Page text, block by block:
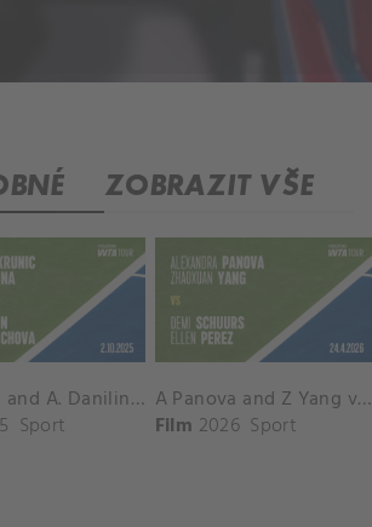
ZOBRAZIT VŠE
A. Krunic and A. Danilina vs. P. Hon and K. Muchova Match Highlights - BEIJING_Capital Group Diamond ( October 02, 2025)
Sport
A Panova and Z Yang vs D Schuurs and E Perez Match Highlights - MADRID_Court 8 ( April 24, 2026)
Film 2026 Sport